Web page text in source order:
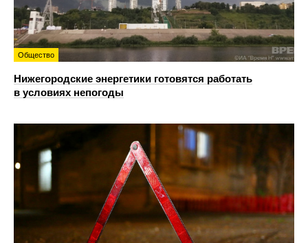
Общество
Нижегородские энергетики готовятся работать
в условиях непогоды